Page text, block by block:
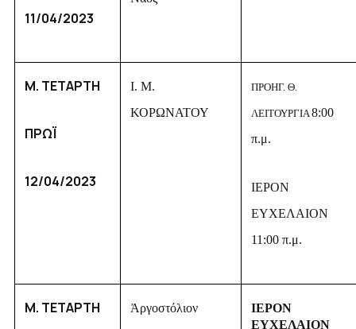
11/04/2023
Μ. ΤΕΤΑΡΤΗ
ΠΡΩΪ
12/04/2023
Ι. Μ.
ΚΟΡΩΝΑΤΟΥ
ΠΡΟΗΓ. Θ.
ΛΕΙΤΟΥΡΓΙΑ 8:00
π.μ.
ΙΕΡΟΝ
ΕΥΧΕΛΑΙΟΝ
11:00 π.μ.
Μ. ΤΕΤΑΡΤΗ Ἀργοστόλιον
ΙΕΡΟΝ
ΕΥΧΕΛΑΙΟΝ